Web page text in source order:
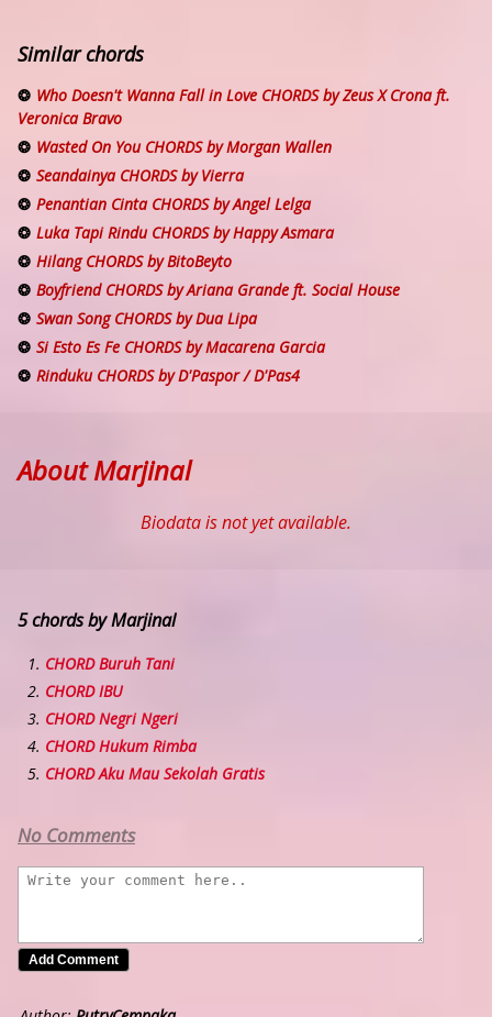
Similar chords
Who Doesn't Wanna Fall in Love CHORDS by Zeus X Crona ft.
Veronica Bravo
Wasted On You CHORDS by Morgan Wallen
Seandainya CHORDS by Vierra
Penantian Cinta CHORDS by Angel Lelga
Luka Tapi Rindu CHORDS by Happy Asmara
Hilang CHORDS by BitoBeyto
Boyfriend CHORDS by Ariana Grande ft. Social House
Swan Song CHORDS by Dua Lipa
Si Esto Es Fe CHORDS by Macarena Garcia
Rinduku CHORDS by D'Paspor / D'Pas4
About Marjinal
Biodata is not yet available.
5 chords by Marjinal
CHORD Buruh Tani
CHORD IBU
CHORD Negri Ngeri
CHORD Hukum Rimba
CHORD Aku Mau Sekolah Gratis
No Comments